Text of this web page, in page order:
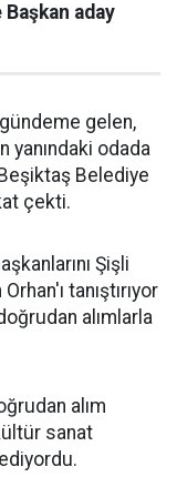
Başkan aday
gelen,
yanındaki odada
Belediye
çekti.
Şişli
tanıştırıyor
alımlarla
alım
sanat